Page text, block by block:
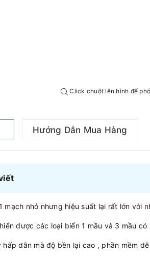
Click chuột lên hình để
Hướng Dẫn Mua Hàng
mạch nhỏ nhưng hiệu suất lại rất lớn với
được các loại biển 1 mầu và 3 mầu
dẫn mà độ bền lại cao , phần mềm